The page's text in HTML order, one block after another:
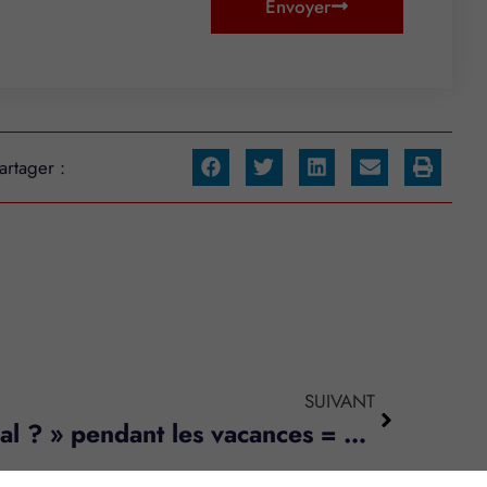
Personnalisez vos préférences pour
Envoyer
:
SUIVANT
? » Evénement familial ? » pendant les vacances = congés supplémentaires ?